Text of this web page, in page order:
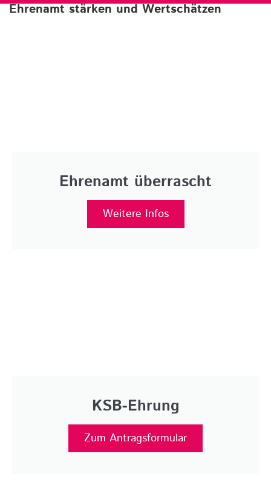
Ehrenamt stärken und Wertschätzen
Ehrenamt überrascht
Weitere Infos
KSB-Ehrung
Zum Antragsformular